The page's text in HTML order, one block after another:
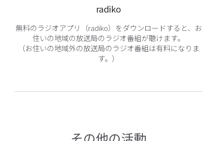
radiko
無料のラジオアプリ（radiko）をダウンロードすると、お
住いの地域の放送局のラジオ番組が聴けます。
（お住いの地域外の放送局のラジオ番組は有料になりま
す。）